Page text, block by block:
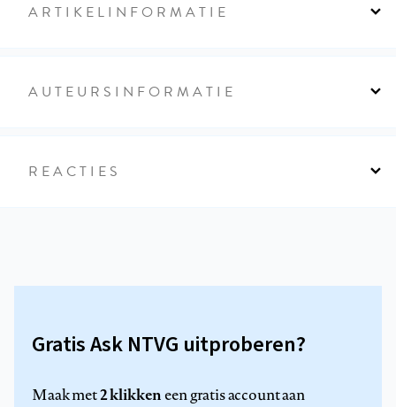
ARTIKELINFORMATIE
AUTEURSINFORMATIE
REACTIES
Gratis Ask NTVG uitproberen?
Maak met2 klikkeneen gratis account aan